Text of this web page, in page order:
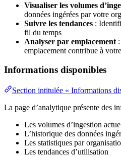
Visualiser les volumes
données ingérées par votre
Suivre les tendances :
fil du temps
Analyser par emplacement
emplacement contribue à
Informations disponibles
Section intitulée « Informations
La page d’analytique présente des
Les volumes d’ingestion
L’historique des données
Les statistiques par
Les tendances d’utilisation